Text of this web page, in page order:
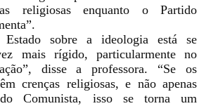
religiosas enquanto o Partido
sobre a ideologia está se
mais rígido, particularmente no
disse a professora. “Se os
crenças religiosas, e não apenas
Comunista, isso se torna um